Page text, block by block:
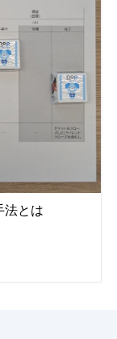
法とは